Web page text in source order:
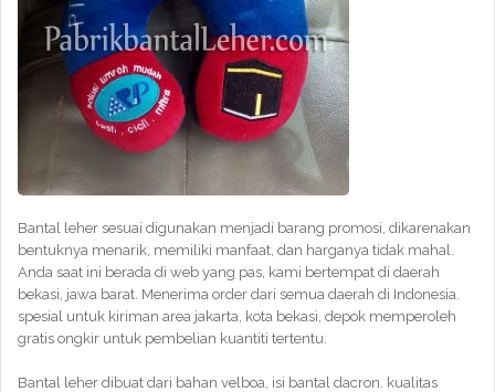
Bantal leher sesuai digunakan menjadi barang promosi, dikarenakan
bentuknya menarik, memiliki manfaat, dan harganya tidak mahal.
Anda saat ini berada di web yang pas, kami bertempat di daerah
bekasi, jawa barat. Menerima order dari semua daerah di Indonesia.
spesial untuk kiriman area jakarta, kota bekasi, depok memperoleh
gratis ongkir untuk pembelian kuantiti tertentu.
Bantal leher dibuat dari bahan velboa, isi bantal dacron. kualitas